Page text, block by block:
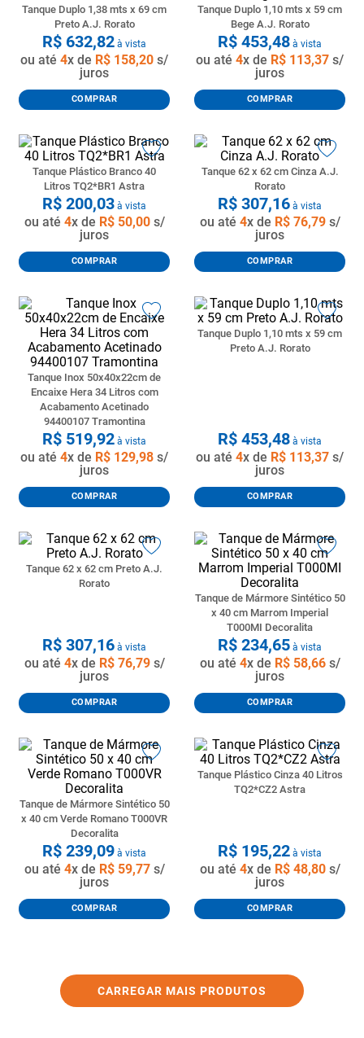
Tanque Duplo 1,38 mts x 69 cm
Preto A.J. Rorato
R$ 632,82 à vista
ou até 4x de R$ 158,20 s/
juros
COMPRAR
Tanque Duplo 1,10 mts x 59 cm
Bege A.J. Rorato
R$ 453,48 à vista
ou até 4x de R$ 113,37 s/
juros
COMPRAR
Tanque Plástico Branco 40
Litros TQ2*BR1 Astra
R$ 200,03 à vista
ou até 4x de R$ 50,00s/
juros
COMPRAR
Tanque 62 x 62 cm Cinza A.J.
Rorato
R$ 307,16 à vista
ou até 4x de R$ 76,79s/
juros
COMPRAR
Tanque Inox 50x40x22cm de
Encaixe Hera 34 Litros com
Acabamento Acetinado
94400107 Tramontina
R$ 519,92 à vista
ou até 4x de R$ 129,98 s/
juros
COMPRAR
Tanque Duplo 1,10 mts x 59 cm
Preto A.J. Rorato
R$ 453,48 à vista
ou até 4x de R$ 113,37 s/
juros
COMPRAR
Tanque 62 x 62 cm Preto A.J.
Rorato
R$ 307,16 à vista
ou até 4x de R$ 76,79s/
juros
COMPRAR
Tanque de Mármore Sintético 50
x 40 cm Marrom Imperial
T000MI Decoralita
R$ 234,65 à vista
ou até 4x de R$ 58,66s/
juros
COMPRAR
Tanque de Mármore Sintético 50
x 40 cm Verde Romano T000VR
Decoralita
R$ 239,09 à vista
ou até 4x de R$ 59,77s/
juros
COMPRAR
Tanque Plástico Cinza 40 Litros
TQ2*CZ2 Astra
R$ 195,22 à vista
ou até 4x de R$ 48,80s/
juros
COMPRAR